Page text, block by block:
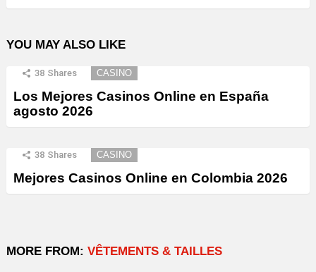
YOU MAY ALSO LIKE
38 Shares CASINO
Los Mejores Casinos Online en España
agosto 2026
38 Shares CASINO
Mejores Casinos Online en Colombia 2026
MORE FROM: VÊTEMENTS & TAILLES